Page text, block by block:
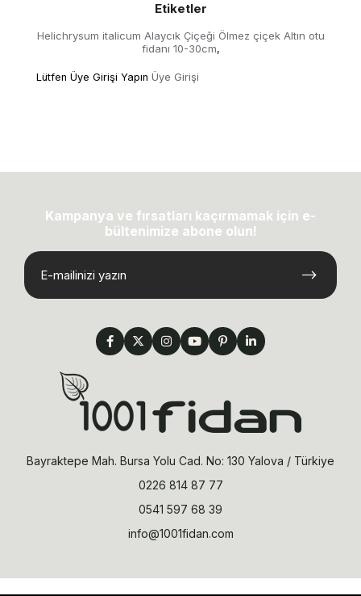
Etiketler
Helichrysum italicum Alaycık Çiçeği Ölmez çiçek Altın otu
fidanı 10-30cm,
Lütfen Üye Girişi Yapın Üye Girişi
Kampanya ve fırsatları kaçırmamak için e-
bültenimize abone olun!
Bayraktepe Mah. Bursa Yolu Cad. No: 130 Yalova / Türkiye
0226 814 87 77
0541 597 68 39
info@1001fidan.com